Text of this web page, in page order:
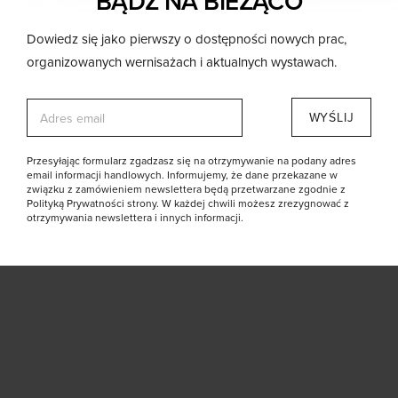
Dowiedz się jako pierwszy o dostępności nowych prac,
organizowanych wernisażach i aktualnych wystawach.
E
a
i
l
*
WYŚLIJ
Przesyłając formularz zgadzasz się na otrzymywanie na podany adres
email informacji handlowych. Informujemy, że dane przekazane w
związku z zamówieniem newslettera będą przetwarzane zgodnie z
Polityką Prywatności strony. W każdej chwili możesz zrezygnować z
otrzymywania newslettera i innych informacji.